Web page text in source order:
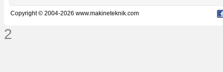
Copyright © 2004-2026 www.makineteknik.com
2